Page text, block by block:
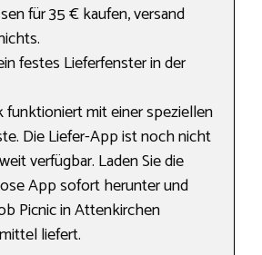
für 35 € kaufen, versand
festes Lieferfenster in der
funktioniert mit einer speziellen
Die Liefer-App ist noch nicht
verfügbar. Laden Sie die
App sofort herunter und
Picnic in Attenkirchen
liefert.